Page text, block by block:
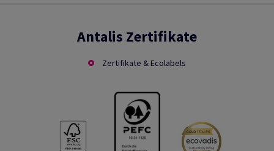
Antalis Zertifikate
Zertifikate & Ecolabels